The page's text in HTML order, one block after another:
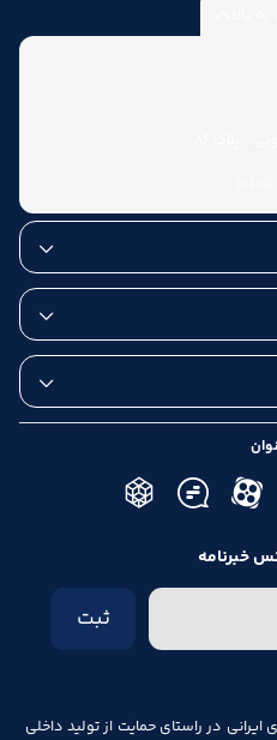
خبرنامه
ثبت
در راستای حمایت از تولید داخلی